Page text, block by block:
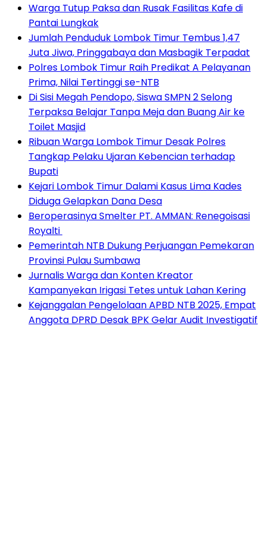
Warga Tutup Paksa dan Rusak Fasilitas Kafe di
Pantai Lungkak
Jumlah Penduduk Lombok Timur Tembus 1,47
Juta Jiwa, Pringgabaya dan Masbagik Terpadat
Polres Lombok Timur Raih Predikat A Pelayanan
Prima, Nilai Tertinggi se-NTB
Di Sisi Megah Pendopo, Siswa SMPN 2 Selong
Terpaksa Belajar Tanpa Meja dan Buang Air ke
Toilet Masjid
Ribuan Warga Lombok Timur Desak Polres
Tangkap Pelaku Ujaran Kebencian terhadap
Bupati
Kejari Lombok Timur Dalami Kasus Lima Kades
Diduga Gelapkan Dana Desa
Beroperasinya Smelter PT. AMMAN: Renegoisasi
Royalti
Pemerintah NTB Dukung Perjuangan Pemekaran
Provinsi Pulau Sumbawa
Jurnalis Warga dan Konten Kreator
Kampanyekan Irigasi Tetes untuk Lahan Kering
Kejanggalan Pengelolaan APBD NTB 2025, Empat
Anggota DPRD Desak BPK Gelar Audit Investigatif